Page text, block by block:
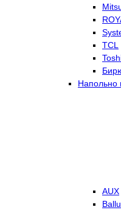
TCL
Напольно
AUX
Ballu